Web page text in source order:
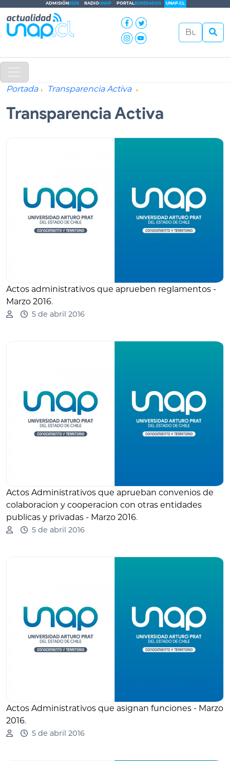
ADMISIÓN2026 RADIOUNAP PORTALEGRESADOS UNAP.CL
Portada Transparencia Activa
Transparencia Activa
Actos administrativos que aprueben reglamentos -
Marzo 2016.
5 de abril 2016
Actos Administrativos que aprueban convenios de
colaboracion y cooperacion con otras entidades
publicas y privadas - Marzo 2016.
5 de abril 2016
Actos Administrativos que asignan funciones - Marzo
2016.
5 de abril 2016